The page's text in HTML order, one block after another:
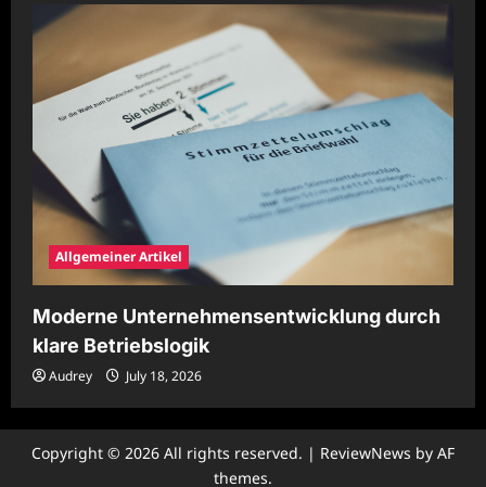
Allgemeiner Artikel
Moderne Unternehmensentwicklung durch
klare Betriebslogik
Audrey July 18, 2026
Copyright © 2026 All rights reserved. | ReviewNews by AF
themes.